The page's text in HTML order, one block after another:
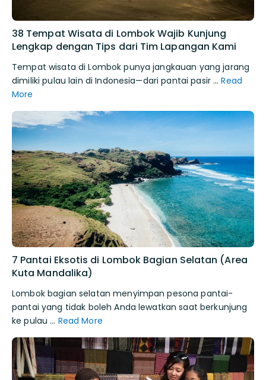
38 Tempat Wisata di Lombok Wajib Kunjung
Lengkap dengan Tips dari Tim Lapangan Kami
Tempat wisata di Lombok punya jangkauan yang jarang
dimiliki pulau lain di Indonesia—dari pantai pasir …Read
More
7 Pantai Eksotis di Lombok Bagian Selatan (Area
Kuta Mandalika)
Lombok bagian selatan menyimpan pesona pantai-
pantai yang tidak boleh Anda lewatkan saat berkunjung
ke pulau … Read More